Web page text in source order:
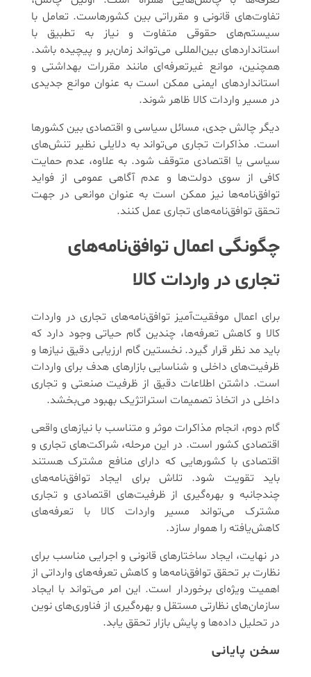
تفاوت‌های قانونی و مقرراتی بین کشورهاست. تعامل با
سیستم‌های حقوقی متفاوت و نیاز به تطبیق با
استانداردهای بین‌المللی می‌تواند زمان‌بر و پیچیده باشد.
همچنین، موانع غیرتعرفه‌ای مانند مقررات بهداشتی و
استانداردهای ایمنی ممکن است به عنوان موانع جدیدی
در مسیر واردات کالا ظاهر شوند.
دیگر چالش جدی، مسائل سیاسی و اقتصادی بین کشورها
است. مذاکرات تجاری می‌تواند به دلایلی نظیر تنش‌های
سیاسی یا اقتصادی متوقف شود. به علاوه، عدم حمایت
کافی از سوی دولت‌ها و عدم آگاهی عمومی از فواید
توافق‌نامه‌ها نیز ممکن است به عنوان موانعی در جهت
تحقق توافق‌نامه‌های تجاری عمل کنند.
چگونگی اعمال توافق‌نامه‌های
تجاری در واردات کالا
برای اعمال موفقیت‌آمیز توافق‌نامه‌های تجاری در واردات
کالا و کاهش تعرفه‌ها، چندین گام حیاتی وجود دارد که
باید مد نظر قرار گیرد. نخستین گام ارزیابی دقیق نیازها و
ظرفیت‌های داخلی و شناسایی بازارهای هدف برای واردات
است. داشتن اطلاعات دقیق از ظرفیت صنعتی و تجاری
داخلی در اتخاذ تصمیمات استراتژیک بهبود می‌بخشد.
گام دوم، انجام مذاکرات موثر و متناسب با نیازهای واقعی
اقتصادی کشور است. در این مرحله، شراکت‌های تجاری و
اقتصادی با کشورهایی که دارای منافع مشترک هستند
باید تقویت شود. تلاش برای ایجاد توافق‌نامه‌های
چندجانبه و بهره‌گیری از ظرفیت‌های اقتصادی و تجاری
مشترک می‌تواند مسیر واردات کالا با تعرفه‌های
کاهش‌یافته را هموار سازد.
در نهایت، ایجاد ساختارهای قانونی و اجرایی مناسب برای
نظارت بر تحقق توافق‌نامه‌ها و کاهش تعرفه‌های وارداتی از
اهمیت ویژه‌ای برخوردار است. این امر می‌تواند با ایجاد
سازمان‌های نظارتی مستقل و بهره‌گیری از فناوری‌های نوین
در تحلیل داده‌ها و پایش بازار تحقق یابد.
سخن پایانی